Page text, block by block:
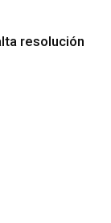
resolución